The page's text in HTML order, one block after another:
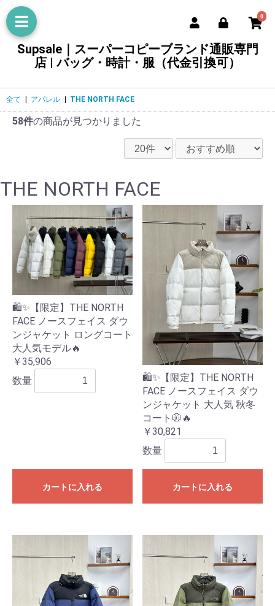
0
Supsale｜スーパーコピーブランド通販専門
店 | バッグ・時計・服（代金引換可）
全て アパレル THE NORTH FACE
58件の商品が見つかりました
THE NORTH FACE
🛍️✨【限定】THE NORTH
FACE ノースフェイス ダウ
ンジャケット ロングコート
大人気モデル🔥
￥35,906
数量
カートに入れる
🛍️✨【限定】THE NORTH
FACE ノースフェイス ダウ
ンジャケット 大人気 秋冬
コート🧥🔥
￥30,821
数量
カートに入れる